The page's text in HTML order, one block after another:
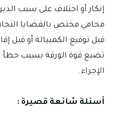
إنكار أو اختلاف على سبب
محامي مختص بالقضايا
قبل توقيع الكمبيالة أو قبل
تضيع قوة الورقة بسبب خطأ
الإجراء.
أسئلة شائعة قصيرة :